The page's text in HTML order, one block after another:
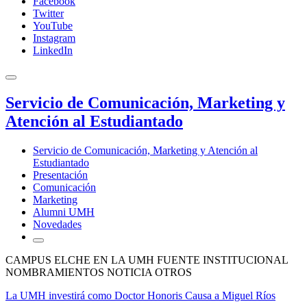
Twitter
YouTube
Instagram
LinkedIn
Servicio de Comunicación, Marketing y
Atención al Estudiantado
Servicio de Comunicación, Marketing y Atención al
Estudiantado
Presentación
Comunicación
Marketing
Alumni UMH
Novedades
CAMPUS ELCHE EN LA UMH FUENTE INSTITUCIONAL
NOMBRAMIENTOS NOTICIA OTROS
La UMH investirá como Doctor Honoris Causa a Miguel Ríos